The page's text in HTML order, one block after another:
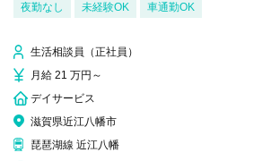
夜勤なし 未経験OK 車通勤OK
生活相談員（正社員）
月給 21 万円～
デイサービス
滋賀県近江八幡市
琵琶湖線 近江八幡